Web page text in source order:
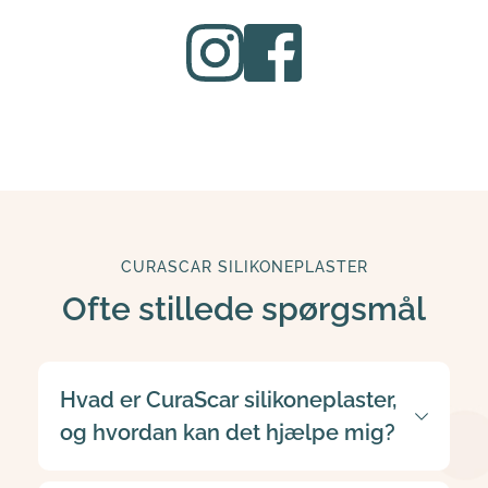
CURASCAR SILIKONEPLASTER
Ofte stillede spørgsmål
Hvad er CuraScar silikoneplaster,
og hvordan kan det hjælpe mig?